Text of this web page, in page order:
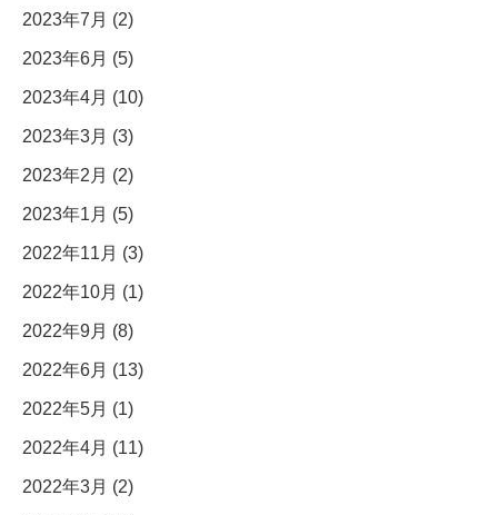
2023年7月 (2)
2023年6月 (5)
2023年4月 (10)
2023年3月 (3)
2023年2月 (2)
2023年1月 (5)
2022年11月 (3)
2022年10月 (1)
2022年9月 (8)
2022年6月 (13)
2022年5月 (1)
2022年4月 (11)
2022年3月 (2)